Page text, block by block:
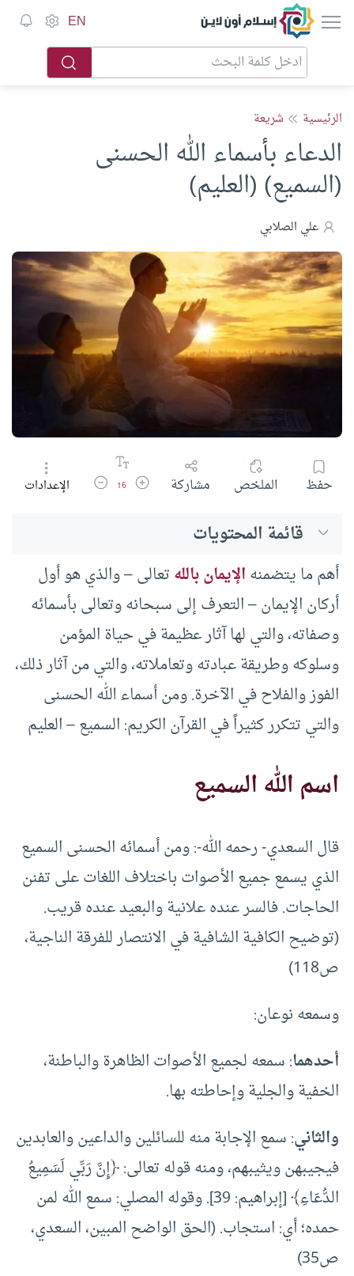
إسلام أون لاين EN
الرئيسية شريعة
الدعاء بأسماء الله الحسنى
(السميع) (العليم)
علي الصلابي
حفظ الملخص مشاركة زيادة حجم الخط
16 تقليل حجم الخط
الإعدادات
قائمة المحتويات
أهم ما يتضمنهالإيمان باللهتعالى – والذي هو أول
أركان الإيمان – التعرف إلى سبحانه وتعالى بأسمائه
وصفاته، والتي لها آثار عظيمة في حياة المؤمن
وسلوكه وطريقة عبادته وتعاملاته، والتي من آثار ذلك،
الفوز والفلاح في الآخرة. ومن أسماء الله الحسنى
والتي تتكرر كثيراً في القرآن الكريم: السميع – العليم
اسم الله السميع
قال السعدي- رحمه الله-: ومن أسمائه الحسنى السميع
الذي يسمع جميع الأصوات باختلاف اللغات على تفنن
الحاجات. فالسر عنده علانية والبعيد عنده قريب.
(توضيح الكافية الشافية في الانتصار للفرقة الناجية،
ص118)
وسمعه نوعان:
أحدهما: سمعه لجميع الأصوات الظاهرة والباطنة،
الخفية والجلية وإحاطته بها.
والثاني: سمع الإجابة منه للسائلين والداعين والعابدين
فيجيبهن ويثيبهم، ومنه قوله تعالى: ﴿إِنَّ رَبِّي لَسَمِيعُ
الدُّعَاءِ﴾ [إبراهيم: 39]. وقوله المصلي: سمع الله لمن
حمده؛ أي: استجاب. (الحق الواضح المبين، السعدي،
ص35)